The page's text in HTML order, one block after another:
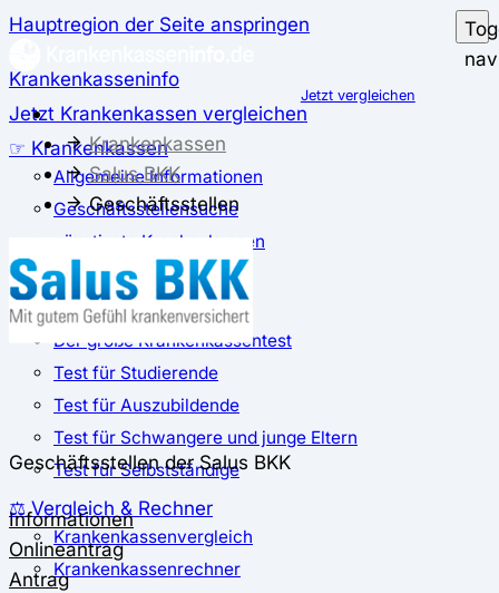
Hauptregion der Seite anspringen
Krankenkasseninfo
Jetzt Krankenkassen vergleichen
☞ Krankenkassen
Allgemeine Informationen
Geschäftsstellensuche
günstigste Krankenkassen
Zusatzbeitrag
✅ Krankenkassen Test
Der große Krankenkassentest
Test für Studierende
Test für Auszubildende
Test für Schwangere und junge Eltern
Test für Selbstständige
⚖️ Vergleich & Rechner
Krankenkassenvergleich
Krankenkassenrechner
Jetzt vergleichen
Krankenkassen
Salus BKK
Geschäftsstellen
Geschäftsstellen der Salus BKK
Informationen
Onlineantrag
Antrag